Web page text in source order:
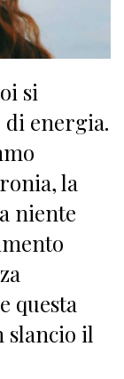
si
di energia.
la
niente
questa
slancio il